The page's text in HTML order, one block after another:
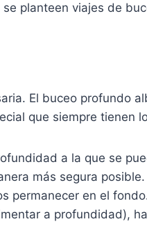
planteen viajes de
El buceo profundo
que siempre tienen
a la que se
más segura
permanecer en el
a profundidad),